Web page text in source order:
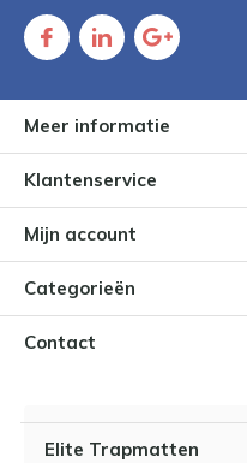
Meer informatie
Klantenservice
Mijn account
Categorieën
Contact
Elite Trapmatten